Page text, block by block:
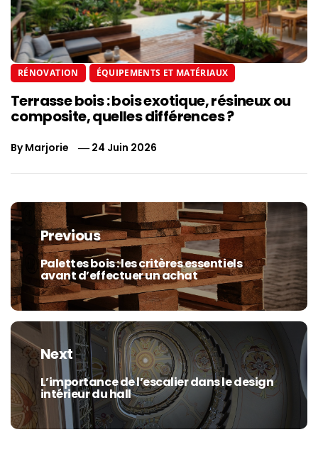
RÉNOVATION ÉQUIPEMENTS ET MATÉRIAUX
Terrasse bois : bois exotique, résineux ou
composite, quelles différences ?
ByMarjorie 24 Juin 2026
Navigation
de
l’article
Previous
Previous
post:
Palettes bois : les critères essentiels
avant d’effectuer un achat
Next
Next
post:
L’importance de l’escalier dans le design
intérieur du hall